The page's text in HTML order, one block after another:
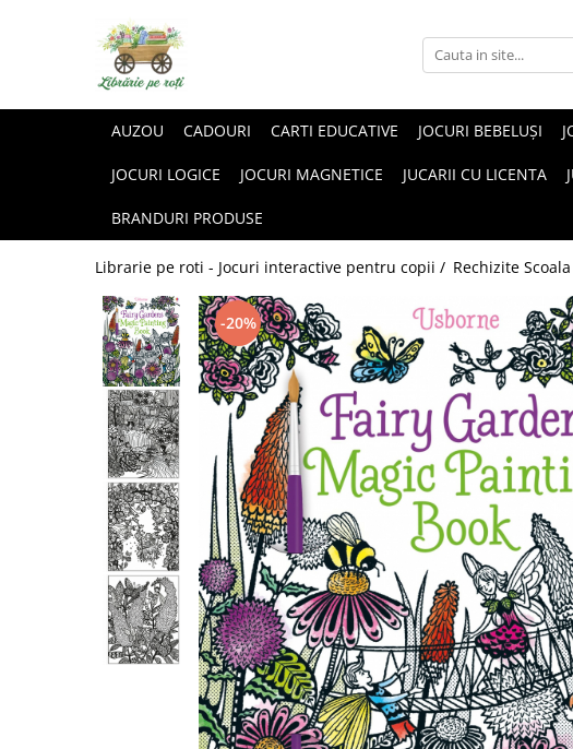
AUZOU CADOURI CARTI EDUCATIVE JOCURI BEBELUŞI
JOCURI LOGICE JOCURI MAGNETICE JUCARII CU LICENTA
BRANDURI PRODUSE
Librarie pe roti - Jocuri interactive pentru copii / Rechizite
-20%